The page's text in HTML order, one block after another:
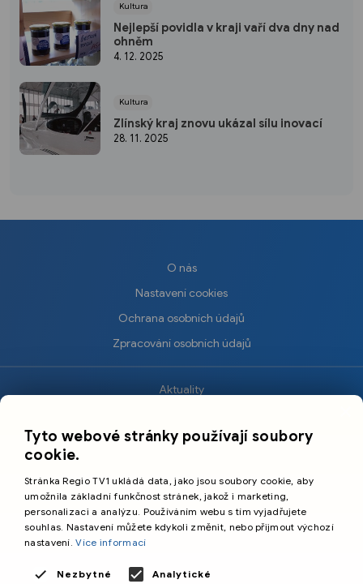
Kultura
Nejlepší povidla v kraji vaří dva dny nad
ohněm
4. 12. 2025
Kultura
Zlínský kraj znovu ukázal sílu inovací
28. 11. 2025
O nás
Nastavení cookies
Ochrana osobních údajů
Zpracování osobních údajů
Aktuality
Sport
Cestování
Primetime Media s.r.o.
Tyto webové stránky používají soubory
cookie.
Stránka Regio TV1 ukládá data, jako jsou soubory cookie, aby
umožnila základní funkčnost stránek, jakož i marketing,
personalizaci a analýzu. Používáním webu s tím vyjadřujete
souhlas. Nastavení můžete kdykoli změnit, nebo přijmout výchozí
nastavení.Více informací
Nezbytné Analytické